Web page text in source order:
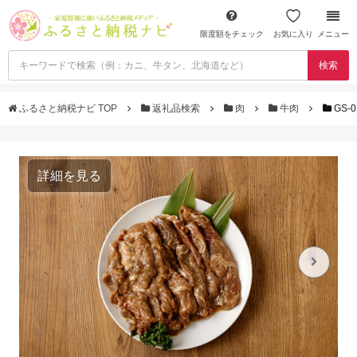
限度額をチェック お気に入り メニュー
検索
ふるさと納税ナビ TOP 返礼品検索 肉 牛肉 GS-
詳細を見る